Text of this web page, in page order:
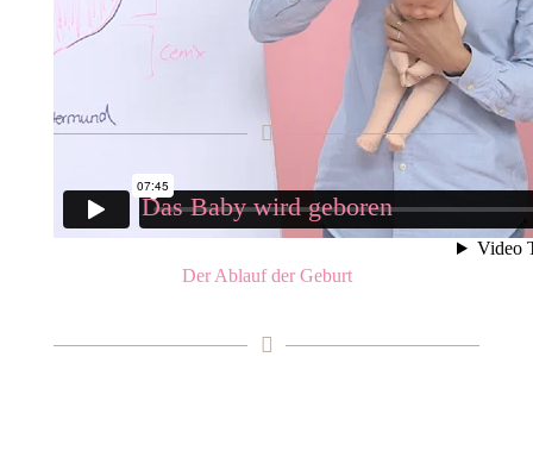
Das Baby wird geboren
Der Ablauf der Geburt